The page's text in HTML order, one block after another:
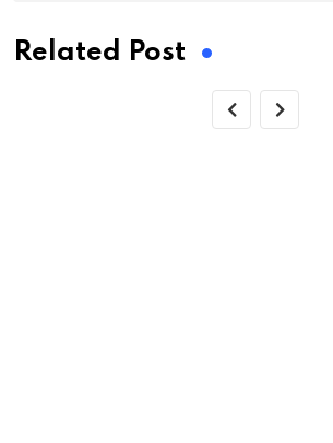
Related Post